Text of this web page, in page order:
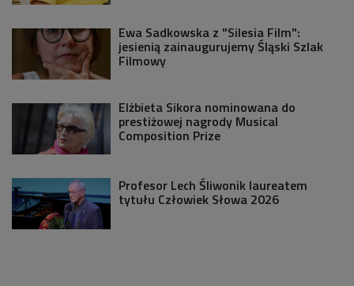
Ewa Sadkowska z "Silesia Film":
jesienią zainaugurujemy Śląski Szlak
Filmowy
Elżbieta Sikora nominowana do
prestiżowej nagrody Musical
Composition Prize
Profesor Lech Śliwonik laureatem
tytułu Człowiek Słowa 2026